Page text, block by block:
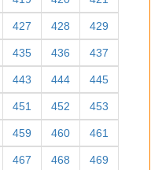
427 428 429
435 436 437
443 444 445
451 452 453
459 460 461
467 468 469